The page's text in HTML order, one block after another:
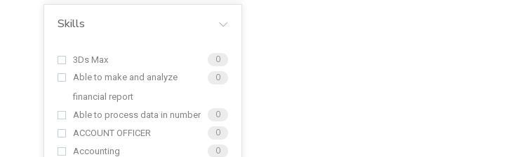
Skills
3Ds Max
0
Able to make and analyze
financial report
0
Able to process data in number
0
ACCOUNT OFFICER
0
Accounting
0